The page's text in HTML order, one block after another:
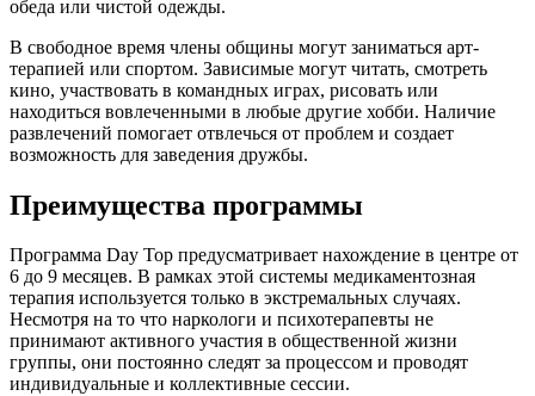
обеда или чистой одежды.
В свободное время члены общины могут заниматься арт-
терапией или спортом. Зависимые могут читать, смотреть
кино, участвовать в командных играх, рисовать или
находиться вовлеченными в любые другие хобби. Наличие
развлечений помогает отвлечься от проблем и создает
возможность для заведения дружбы.
Преимущества программы
Программа Day Top предусматривает нахождение в центре от
6 до 9 месяцев. В рамках этой системы медикаментозная
терапия используется только в экстремальных случаях.
Несмотря на то что наркологи и психотерапевты не
принимают активного участия в общественной жизни
группы, они постоянно следят за процессом и проводят
индивидуальные и коллективные сессии.